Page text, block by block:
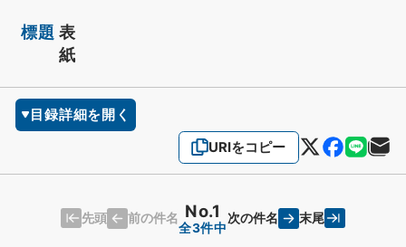
標題 表
紙
目録詳細を開く
URIをコピー
先頭 前の件名 No.1
全3件中
次の件名 末尾